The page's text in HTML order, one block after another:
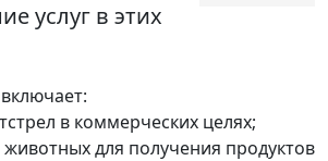
услуг в этих
в коммерческих целях;
животных для получения продуктов